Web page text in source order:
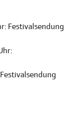
Festivalsendung